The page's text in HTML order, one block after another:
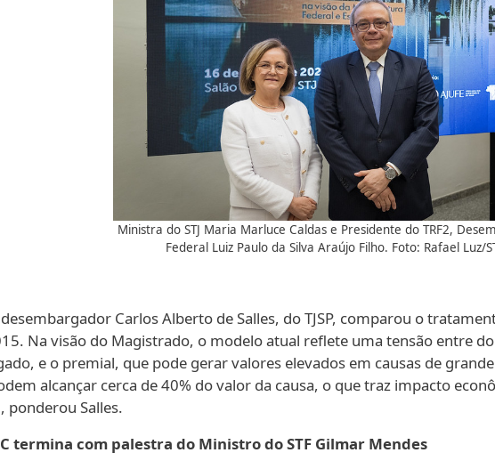
Ministra do STJ Maria Marluce Caldas e Presidente do TRF2,
Federal Luiz Paulo da Silva Araújo Filho. Foto: Rafael Luz/
Carlos Alberto de Salles, do TJSP, comparou o
Na visão do Magistrado, o modelo atual reflete uma tensão entre
e o premial, que pode gerar valores elevados em causas de
alcançar cerca de 40% do valor da causa, o que traz impacto
ponderou Salles.
termina com palestra do Ministro do STF Gilmar Mendes